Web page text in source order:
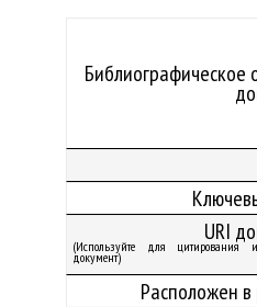
Библиографическое
URI
(Используйте для
документ)
Расположен